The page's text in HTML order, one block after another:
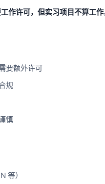
作许可，但实习项目不算工作
要额外许可
规
慎
等）